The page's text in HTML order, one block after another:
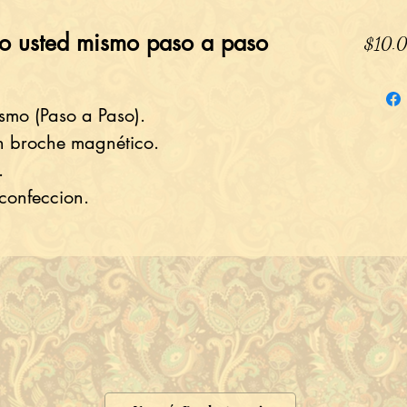
usted mismo paso a paso
(Paso a Paso).
broche magnético.